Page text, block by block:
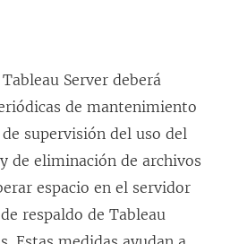
Tableau Server deberá
de mantenimiento
supervisión del uso del
de eliminación de archivos
espacio en el servidor
respaldo de Tableau